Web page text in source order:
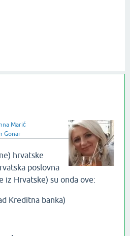
Marić
Gonar
hrvatske
poslovna
iz Hrvatske) su onda ove:
Kreditna banka)